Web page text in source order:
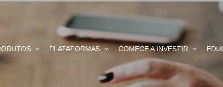
PLATAFORMAS COMECE A INVESTIR